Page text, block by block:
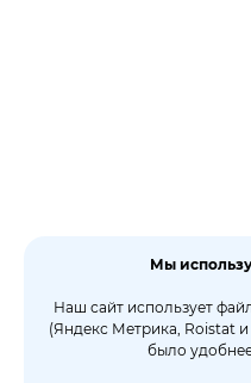
Мы
Наш сайт использует
(Яндекс Метрика, Roistat
было